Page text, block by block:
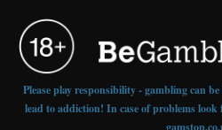
Please play responsibility - gambling can
lead to addiction! In case of problems